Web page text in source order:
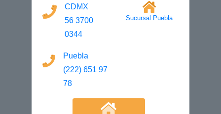
CDMX
56 3700
0344
Puebla
(222) 651 97
78
Sucursal Puebla